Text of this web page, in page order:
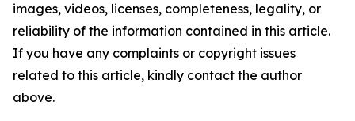
images, videos, licenses, completeness, legality, or
reliability of the information contained in this article.
If you have any complaints or copyright issues
related to this article, kindly contact the author
above.